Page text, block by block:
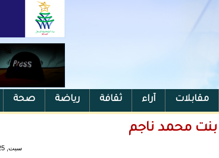
مقابلات آراء ثقافة رياضة صحة
محمد ناجم
سبت, 14/06/2025 - 12:22